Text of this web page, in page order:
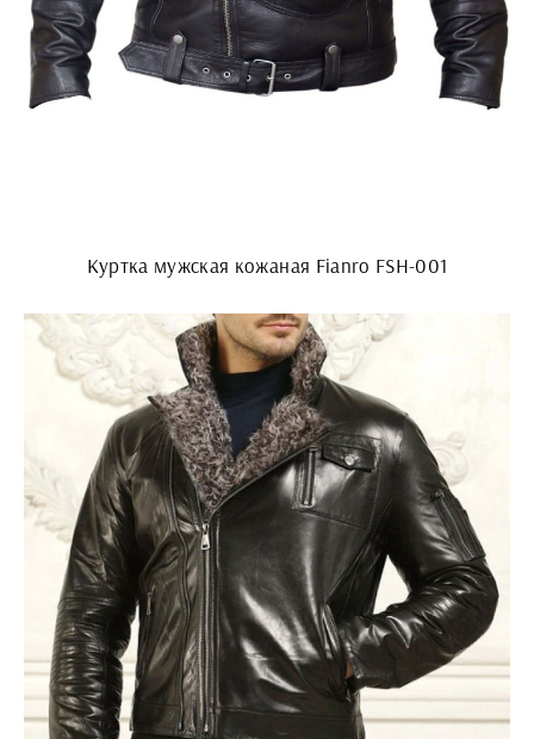
Куртка мужская кожаная Fianro FSH-001